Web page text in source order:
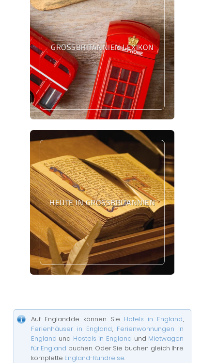
GROSSBRITANNIEN LEXIKON
HEUTE IN GROSSBRITANNIEN
Auf England.de können Sie Hotels in England,
Ferienhäuser in England, Ferienwohnungen in
England und Hostels in England und Mietwagen
für England buchen. Oder Sie buchen gleich Ihre
komplette England-Rundreise.